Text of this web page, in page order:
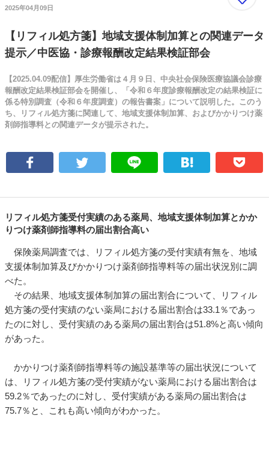
2025年04月09日
【リフィル処方箋】地域支援体制加算との関連データ
提示／中医協・診療報酬改定結果検証部会
【2025.04.09配信】厚生労働省は４月９日、中央社会保険医療協議会診療
報酬改定結果検証部会を開催し、「令和６年度診療報酬改定の結果検証に
係る特別調査（令和６年度調査）の報告書案」について説明した。このう
ち、リフィル処方箋に関連して、地域支援体制加算、およびかかりつけ薬
剤師指導料との関連データが提示された。
リフィル処方箋受付実績のある薬局、地域支援体制加算とかか
りつけ薬剤師指導料の届出割合高い
保険薬局調査では、リフィル処方箋の受付実績有無を、地域
支援体制加算及びかかりつけ薬剤師指導料等の届出状況別に調
べた。
その結果、地域支援体制加算の届出割合について、リフィル
処方箋の受付実績のない薬局における届出割合は33.1％であっ
たのに対し、受付実績のある薬局の届出割合は51.8%と高い傾向
があった。
かかりつけ薬剤師指導料等の施設基準等の届出状況について
は、リフィル処方箋の受付実績がない薬局における届出割合は
59.2％であったのに対し、受付実績がある薬局の届出割合は
75.7％と、これも高い傾向がわかった。